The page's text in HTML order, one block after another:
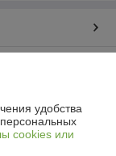
удобства
cookies или